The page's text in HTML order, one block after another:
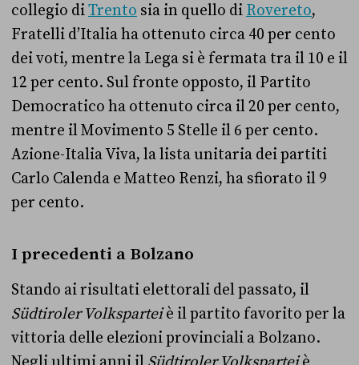
collegio diTrento sia in quello di Rovereto,
Fratelli d’Italia ha ottenuto circa 40 per cento
dei voti, mentre la Lega si è fermata tra il 10 e il
12 per cento. Sul fronte opposto, il Partito
Democratico ha ottenuto circa il 20 per cento,
mentre il Movimento 5 Stelle il 6 per cento.
Azione-Italia Viva, la lista unitaria dei partiti
Carlo Calenda e Matteo Renzi, ha sfiorato il 9
per cento.
I precedenti a Bolzano
Stando ai risultati elettorali del passato, il
Südtiroler Volksparteiè il partito favorito per la
vittoria delle elezioni provinciali a Bolzano.